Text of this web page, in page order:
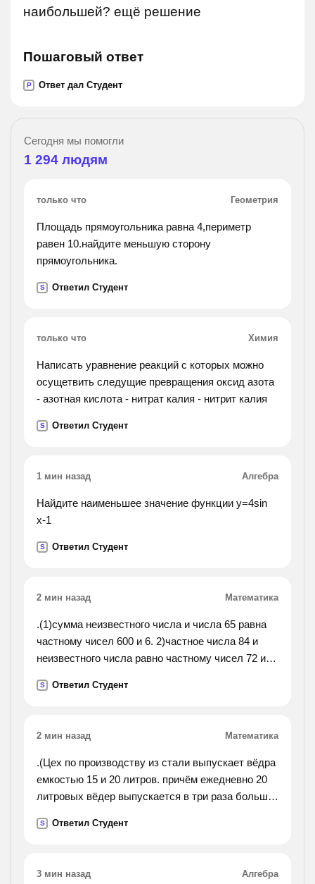
наибольшей? ещё решение
Пошаговый ответ
P Ответ дал Студент
Сегодня мы помогли
1 294 людям
только что Геометрия
Площадь прямоугольника равна 4,периметр
равен 10.найдите меньшую сторону
прямоугольника.
S Ответил Студент
только что Химия
Написать уравнение реакций с которых можно
осущетвить следущие превращения оксид азота
- азотная кислота - нитрат калия - нитрит калия
S Ответил Студент
1 мин назад Алгебра
Найдите наименьшее значение функции у=4sin
x-1
S Ответил Студент
2 мин назад Математика
.(1)сумма неизвестного числа и числа 65 равна
частному чисел 600 и 6. 2)частное числа 84 и
неизвестного числа равно частному чисел 72 и
сада ученики третьего класса посадили 96
посадил по 3 саженца, а каждый
второклассник-2.сколько всего учеников этих
двух классов работали на посадке саженцев?).
S Ответил Студент
2 мин назад Математика
.(Цех по производству из стали выпускает вёдра
емкостью 15 и 20 литров. причём ежедневно 20
литровых вёдер выпускается в три раза больше,
составляет 675 литров. сколько вёдер каждого
S Ответил Студент
3 мин назад Алгебра